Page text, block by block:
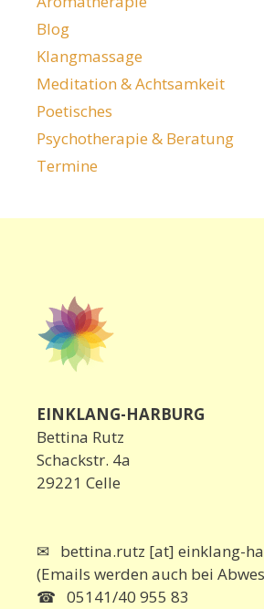
Blog
Klangmassage
Meditation & Achtsamkeit
Poetisches
Psychotherapie & Beratung
Termine
EINKLANG-HARBURG
Bettina Rutz
Schackstr. 4a
29221 Celle
✉ bettina.rutz [at] einklang-
(Emails werden auch bei
☎ 05141/40 955 83